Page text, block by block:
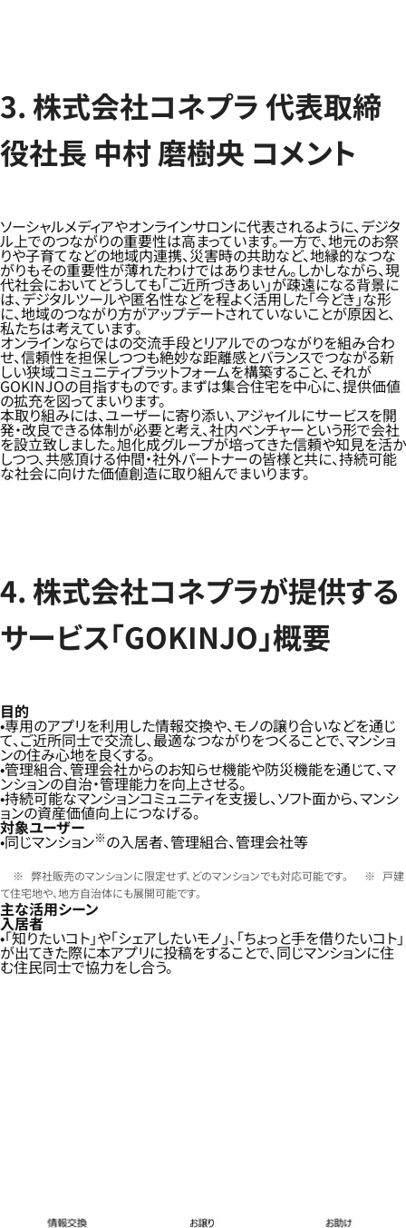
3. 株式会社コネプラ 代表取締
役社長 中村 磨樹央 コメント
ソーシャルメディアやオンラインサロンに代表されるように、デジタ
ル上でのつながりの重要性は高まっています。一方で、地元のお祭
りや子育てなどの地域内連携、災害時の共助など、地縁的なつな
がりもその重要性が薄れたわけではありません。しかしながら、現
代社会においてどうしても「ご近所づきあい」が疎遠になる背景に
は、デジタルツールや匿名性などを程よく活用した「今どき」な形
に、地域のつながり方がアップデートされていないことが原因と、
私たちは考えています。
オンラインならではの交流手段とリアルでのつながりを組み合わ
せ、信頼性を担保しつつも絶妙な距離感とバランスでつながる新
しい狭域コミュニティプラットフォームを構築すること、それが
GOKINJOの目指すものです。まずは集合住宅を中心に、提供価値
の拡充を図ってまいります。
本取り組みには、ユーザーに寄り添い、アジャイルにサービスを開
発・改良できる体制が必要と考え、社内ベンチャーという形で会社
を設立致しました。旭化成グループが培ってきた信頼や知見を活か
しつつ、共感頂ける仲間・社外パートナーの皆様と共に、持続可能
な社会に向けた価値創造に取り組んでまいります。
4. 株式会社コネプラが提供する
サービス「GOKINJO」概要
目的
専用のアプリを利用した情報交換や、モノの譲り合いなどを通じ
て、ご近所同士で交流し、最適なつながりをつくることで、マンショ
ンの住み心地を良くする。
管理組合、管理会社からのお知らせ機能や防災機能を通じて、マ
ンションの自治・管理能力を向上させる。
持続可能なマンションコミュニティを支援し、ソフト面から、マンシ
ョンの資産価値向上につなげる。
対象ユーザー
同じマンション※の入居者、管理組合、管理会社等
弊社販売のマンションに限定せず、どのマンションでも対応可能です。
戸建
て住宅地や、地方自治体にも展開可能です。
主な活用シーン
入居者
「知りたいコト」や「シェアしたいモノ」、「ちょっと手を借りたいコト」
が出てきた際に本アプリに投稿をすることで、同じマンションに住
む住民同士で協力をし合う。